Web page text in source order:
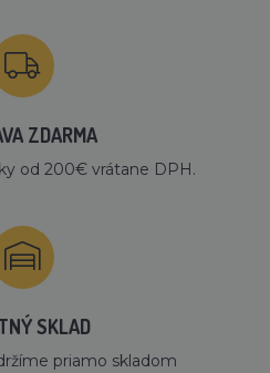
ZDARMA
od 200€ vrátane DPH.
SKLAD
priamo skladom